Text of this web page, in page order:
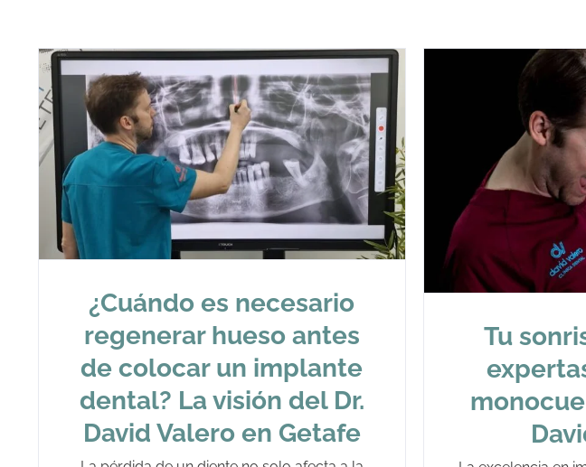
¿Cuándo es necesario
regenerar hueso antes
de colocar un implante
dental? La visión del Dr.
David Valero en Getafe
Tu